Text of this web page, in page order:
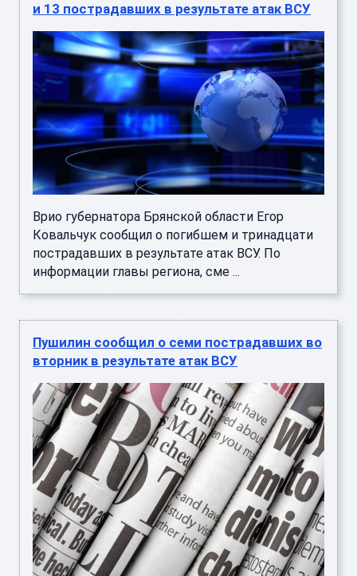
и 13 пострадавших в результате атак ВСУ
Врио губернатора Брянской области Егор
Ковальчук сообщил о погибшем и тринадцати
пострадавших в результате атак ВСУ. По
информации главы региона, сме ...
Пушилин сообщил о семи пострадавших во
вторник в результате атак ВСУ